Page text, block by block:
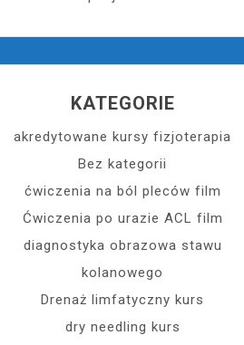
KATEGORIE
akredytowane kursy fizjoterapia
Bez kategorii
ćwiczenia na ból pleców film
Ćwiczenia po urazie ACL film
diagnostyka obrazowa stawu
kolanowego
Drenaż limfatyczny kurs
dry needling kurs